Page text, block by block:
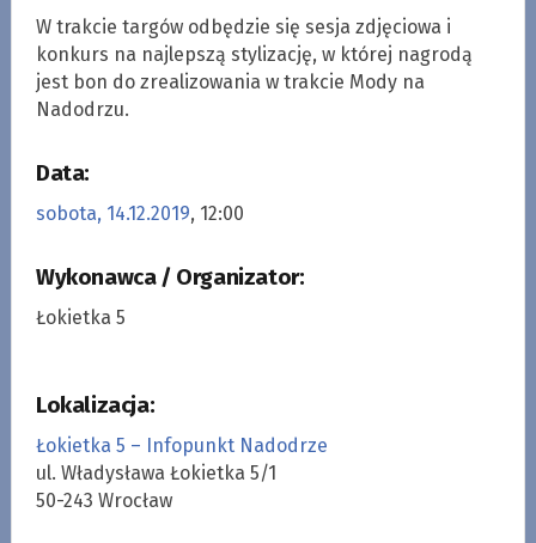
W trakcie targów odbędzie się sesja zdjęciowa i
konkurs na najlepszą stylizację, w której nagrodą
jest bon do zrealizowania w trakcie Mody na
Nadodrzu.
Data:
sobota, 14.12.2019, 12:00
Wykonawca / Organizator:
Łokietka 5
Lokalizacja:
Łokietka 5 – Infopunkt Nadodrze
ul. Władysława Łokietka 5/1
50-243 Wrocław